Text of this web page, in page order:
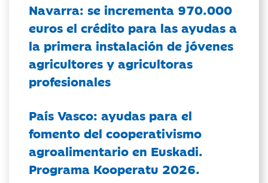
Navarra: se incrementa 970.000
euros el crédito para las ayudas a
la primera instalación de jóvenes
agricultores y agricultoras
profesionales
País Vasco: ayudas para el
fomento del cooperativismo
agroalimentario en Euskadi.
Programa Kooperatu 2026.